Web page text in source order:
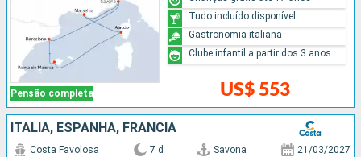
Pensão completa US$ 553
Tudo incluído disponível
Gastronomia italiana
Clube infantil a partir dos 3 anos
ITÁLIA, ESPANHA, FRANCIA
Costa Favolosa 7 d Savona 21/03/2027